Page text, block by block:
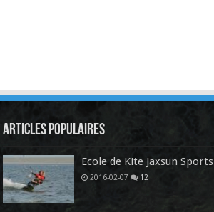
Articles Populaires
Ecole de Kite Jaxsun Sports
2016-02-07 12